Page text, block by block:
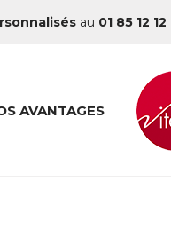
au 01 85 12 12
AVANTAGES